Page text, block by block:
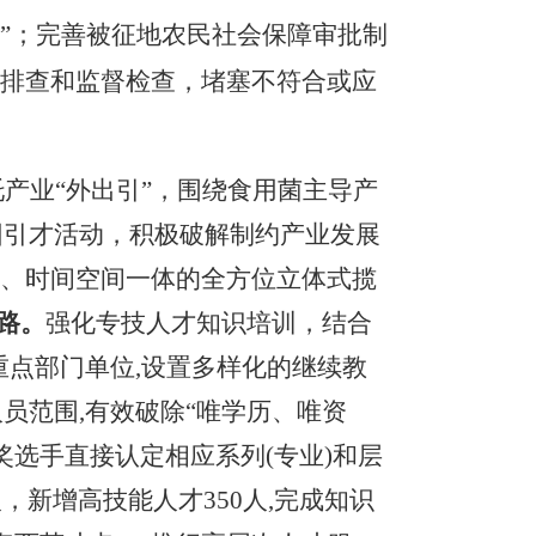
；完善被征地农民社会保障审批制
查和监督检查，堵塞不符合或应
业“外出引”，围绕食用菌主导产
才活动，积极破解制约产业发展
时间空间一体的全方位立体式揽
。 强化专技人才知识培训，结合
部门单位,设置多样化的继续教
范围,有效破除“唯学历、唯资
选手直接认定相应系列(专业)和层
新增高技能人才350人,完成知识